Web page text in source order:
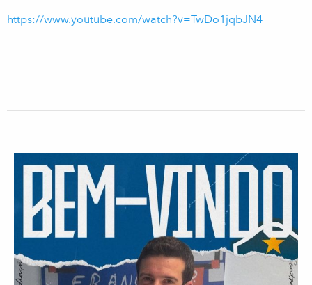
https://www.youtube.com/watch?v=TwDo1jqbJN4